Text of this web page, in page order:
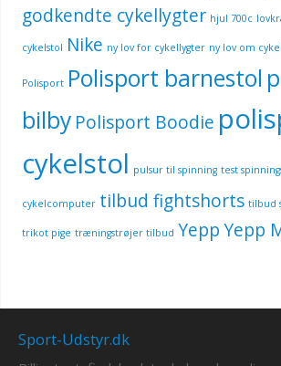
godkendte cykellygter hjul 700c
cykelstol Nike ny lov for cykellygter ny lov om
Polisport Polisport barnestol
bilby Polisport Boodie
cykelstol pulsur til spinning test
cykelcomputer tilbud fightshorts tilbud
trikot pige træningstrøjer tilbud YeppYepp
Sport-Udstyr.dk